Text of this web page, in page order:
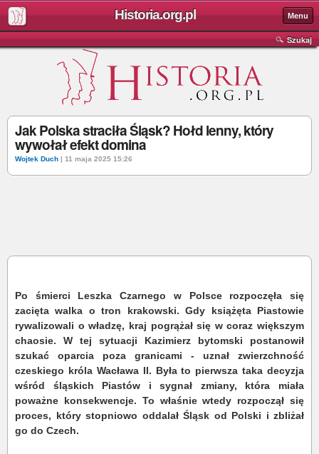
Historia.org.pl Menu
Szukaj
Jak Polska straciła Śląsk? Hołd lenny, który
wywołał efekt domina
Wojtek Duch | 11 maja 2025 15:26
Po śmierci Leszka Czarnego w Polsce rozpoczęła się
zacięta walka o tron krakowski. Gdy książęta Piastowie
rywalizowali o władzę, kraj pogrążał się w coraz większym
chaosie. W tej sytuacji Kazimierz bytomski postanowił
szukać oparcia poza granicami - uznał zwierzchność
czeskiego króla Wacława II. Była to pierwsza taka decyzja
wśród śląskich Piastów i sygnał zmiany, która miała
poważne konsekwencje. To właśnie wtedy rozpoczął się
proces, który stopniowo oddalał Śląsk od Polski i zbliżał
go do Czech.